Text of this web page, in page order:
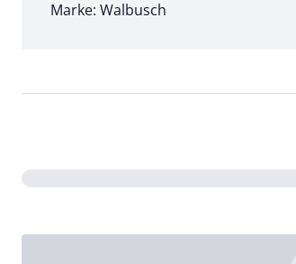
Marke: Walbusch